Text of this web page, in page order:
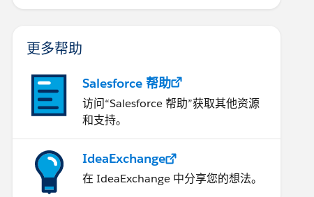
更多帮助
Salesforce 帮助
访问“Salesforce 帮助”获取其他资源
和支持。
IdeaExchange
在 IdeaExchange 中分享您的想法。